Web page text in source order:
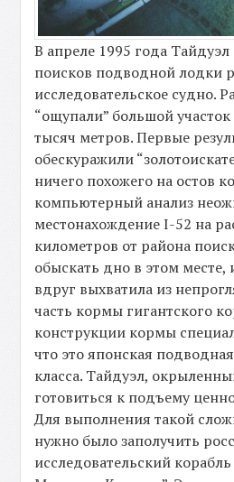
В апреле 1995 года
поисков подводной лодки
исследовательское судно.
“ощупали” большой
тысяч метров. Первые
обескуражили
ничего похожего на остов
компьютерный анализ
местонахождение I-52 на
километров от района
обыскать дно в этом месте,
вдруг выхватила из
часть кормы гигантского
конструкции кормы
что это японская
класса. Тайдуэл,
готовиться к подъему
Для выполнения такой
нужно было заполучить
исследовательский